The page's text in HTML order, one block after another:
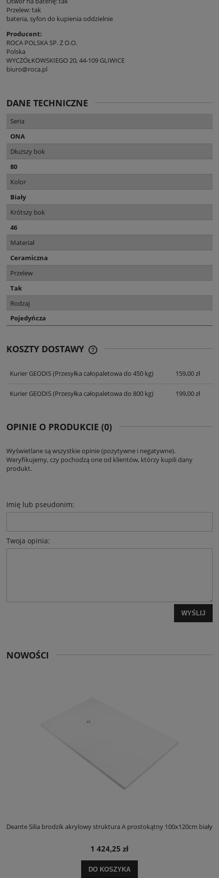
Przelew: tak
bateria, syfon do kupienia oddzielnie
Producent:
ROCA POLSKA SP. Z O.O.
Polska
WYCZÓŁKOWSKIEGO 20, 44-109 GLIWICE
biuro@roca.pl
DANE TECHNICZNE
Seria
ONA
Dłuższy bok
80
Kolor
Biały
Krótszy bok
46
Materiał
Ceramiczna
Przelew
Tak
Rodzaj
Pojedyńcza
KOSZTY DOSTAWY
Kurier GEODIS(Przesyłka całopaletowa do 450 kg) 159,00 zł
Kurier GEODIS(Przesyłka całopaletowa do 800 kg) 199,00 zł
OPINIE O PRODUKCIE (0)
Wyświetlane są wszystkie opinie (pozytywne i negatywne).
Weryfikujemy, czy pochodzą one od klientów, którzy kupili dany
produkt.
Imię lub pseudonim:
Twoja opinia:
WYŚLIJ
NOWOŚCI
Deante Silia brodzik akrylowy struktura A prostokątny 100x120cm biały
1 424,25 zł
DO KOSZYKA